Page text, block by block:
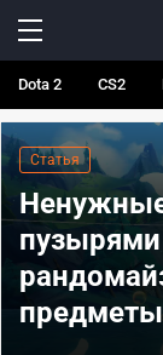
Dota 2 CS2
Статья
Ненужные
предметы